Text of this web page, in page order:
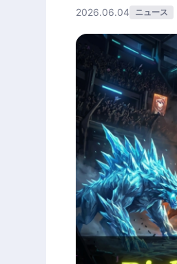
2026.06.04 ニュース